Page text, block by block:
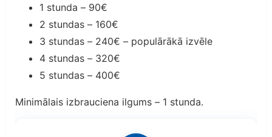
1 stunda – 90€
2 stundas – 160€
3 stundas – 240€ – populārākā izvēle
4 stundas – 320€
5 stundas – 400€
Minimālais izbrauciena ilgums – 1 stunda.